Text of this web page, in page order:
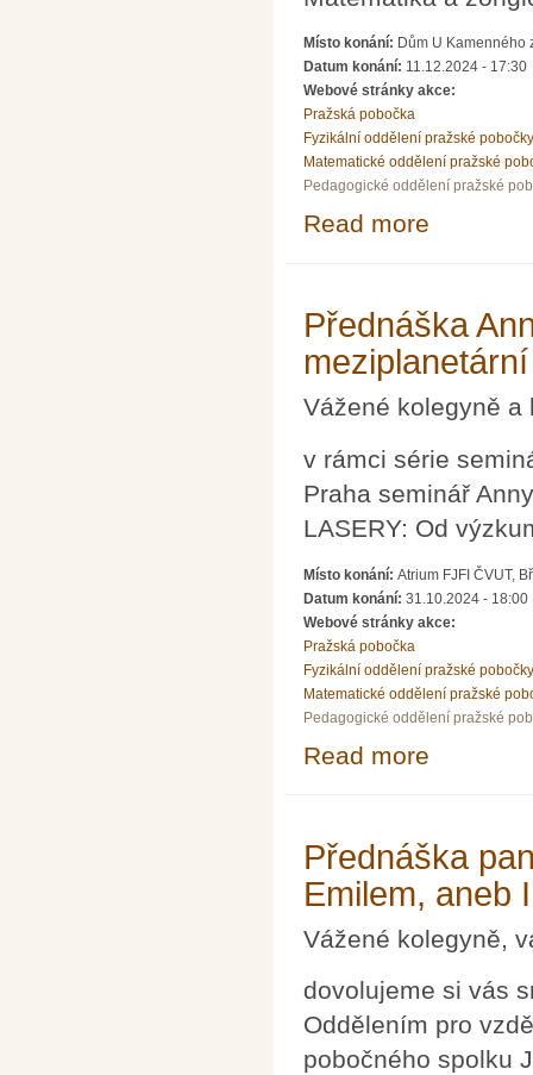
Místo konání: Dům U Kamenného
Datum konání: 11.12.2024 - 17:30
Webové stránky akce:
Pražská pobočka
Fyzikální oddělení pražské pobočky
Matematické oddělení pražské
Pedagogické oddělení pražské
Read more
Přednáška
Vážené kolegyně a
v rámci série
Praha seminář
LASERY: Od
Místo konání: Atrium FJFI ČVUT,
Datum konání: 31.10.2024 - 18:00
Webové stránky akce:
Pražská pobočka
Fyzikální oddělení pražské pobočky
Matematické oddělení pražské
Pedagogické oddělení pražské
Read more
Přednáška
Emilem, aneb
Vážené kolegyně,
dovolujeme si vás
Oddělením pro
pobočného spolku